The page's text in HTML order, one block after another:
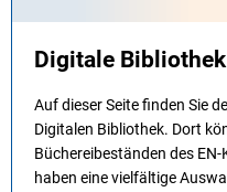
Digitale Bibliothek
Auf dieser Seite finden Sie
Digitalen Bibliothek. Dort
Büchereibeständen des
haben eine vielfältige